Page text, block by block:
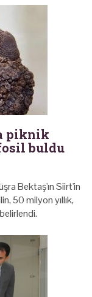
piknik
buldu
Bektaş'ın Siirt'in
50 milyon yıllık,